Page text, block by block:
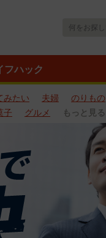
フハック
みたい 夫婦 のりもの
子 グルメ もっと見る